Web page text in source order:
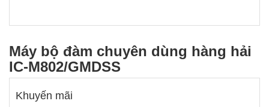
Máy bộ đàm chuyên dùng hàng hải
IC-M802/GMDSS
Khuyến mãi